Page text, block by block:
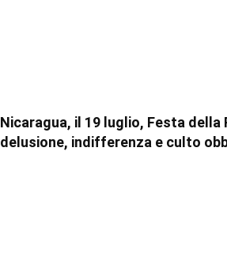
Nicaragua, il 19 luglio, Festa della
delusione, indifferenza e culto